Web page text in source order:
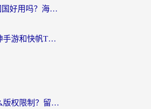
ChickCN和海外回国好用吗？海外党2026亲测：从手游到影音，选对加速器的3个关键
海外党必看：雷神手游和快帆TV版好用吗？3步选对回国加速器不踩坑
酷狗在海外用怎么版权限制？留学生亲测：3步解决听国内音乐难题